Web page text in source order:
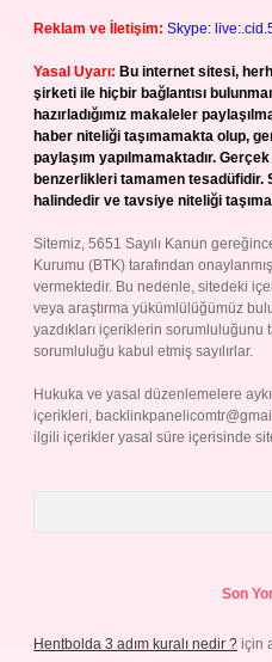
Reklam ve İletişim: Skype:
Yasal Uyarı: Bu internet sitesi,
şirketi ile hiçbir bağlantısı
hazırladığımız makaleler
haber niteliği taşımamakta olup,
paylaşım yapılmamaktadır.
benzerlikleri tamamen tesadüfidir.
halindedir ve tavsiye niteliği
Sitemiz, 5651 Sayılı Kanun
Kurumu (BTK) tarafından
vermektedir. Bu nedenle, sitedeki
veya araştırma yükümlülüğümüz
yazdıkları içeriklerin sorumluluğunu
sorumluluğu kabul etmiş sayılırlar.
Hukuka ve yasal düzenlemelere
içerikleri,
ilgili içerikler yasal süre içerisinde
Son
Hentbolda 3 adım kuralı nedir ? için